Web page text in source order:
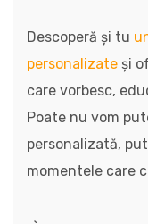
Descoperă și tu
personalizate și
care vorbesc,
Poate nu vom
personalizată,
momentele care